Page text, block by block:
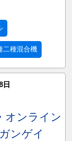
二種混合機
日
オンライン
ンゲイ